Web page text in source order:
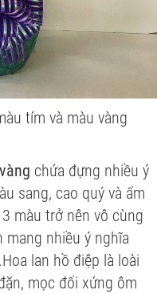
tím và màu vàng
chứa đựng nhiều ý
sang, cao quý và ấm
màu trở nên vô cùng
mang nhiều ý nghĩa
lan hồ điệp là loài
mọc đối xứng ôm